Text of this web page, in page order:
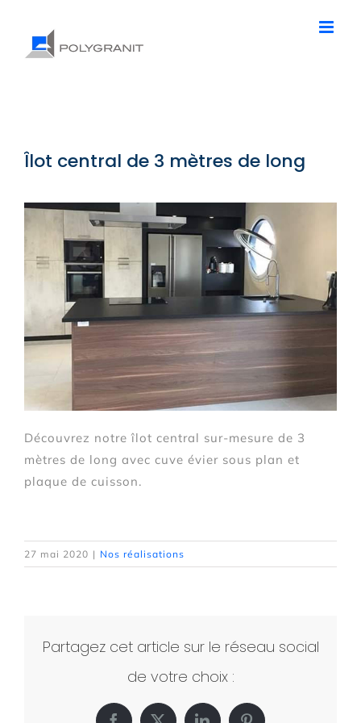
contenu
Îlot central de 3 mètres de long
Découvrez notre îlot central sur-mesure de 3
mètres de long avec cuve évier sous plan et
plaque de cuisson.
27 mai 2020 | Nos réalisations
Partagez cet article sur le réseau social
de votre choix :